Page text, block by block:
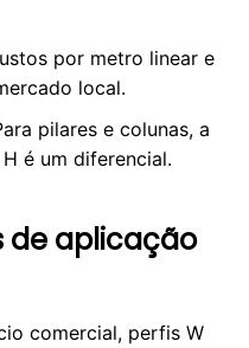
por metro linear e
local.
pilares e colunas, a
é um diferencial.
de aplicação
comercial, perfis W